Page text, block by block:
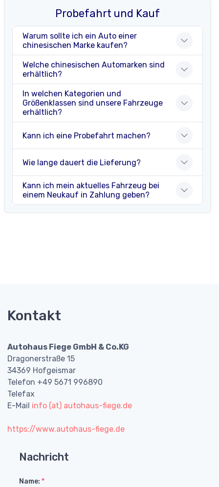
Probefahrt und Kauf
Warum sollte ich ein Auto einer
chinesischen Marke kaufen?
Welche chinesischen Automarken sind
erhältlich?
In welchen Kategorien und
Größenklassen sind unsere Fahrzeuge
erhältlich?
Kann ich eine Probefahrt machen?
Wie lange dauert die Lieferung?
Kann ich mein aktuelles Fahrzeug bei
einem Neukauf in Zahlung geben?
Kontakt
Autohaus Fiege GmbH & Co.KG
Dragonerstraße 15
34369 Hofgeismar
Telefon +49 5671 996890
Telefax
E-Mail info (at) autohaus-fiege.de
https://www.autohaus-fiege.de
Nachricht
Name: *